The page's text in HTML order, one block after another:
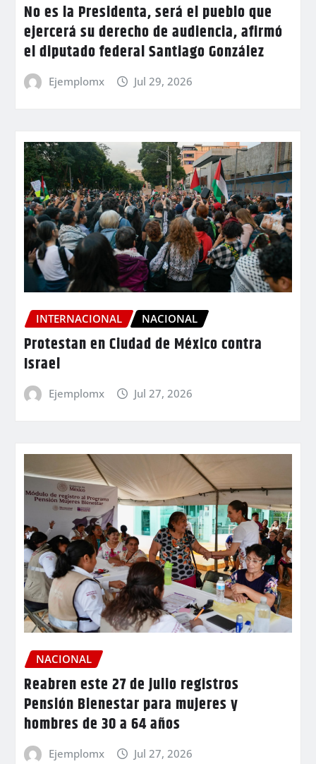
No es la Presidenta, será el pueblo que
ejercerá su derecho de audiencia, afirmó
el diputado federal Santiago González
Ejemplomx Jul 29, 2026
INTERNACIONAL NACIONAL
Protestan en Ciudad de México contra
Israel
Ejemplomx Jul 27, 2026
NACIONAL
Reabren este 27 de julio registros
Pensión Bienestar para mujeres y
hombres de 30 a 64 años
Ejemplomx Jul 27, 2026